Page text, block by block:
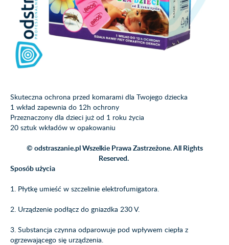
Skuteczna ochrona przed komarami dla Twojego dziecka
1 wkład zapewnia do 12h ochrony
Przeznaczony dla dzieci już od 1 roku życia
20 sztuk wkładów w opakowaniu
© odstraszanie.pl Wszelkie Prawa Zastrzeżone. All Rights
Reserved.
Sposób użycia
1. Płytkę umieść w szczelinie elektrofumigatora.
2. Urządzenie podłącz do gniazdka 230 V.
3. Substancja czynna odparowuje pod wpływem ciepła z
ogrzewającego się urządzenia.